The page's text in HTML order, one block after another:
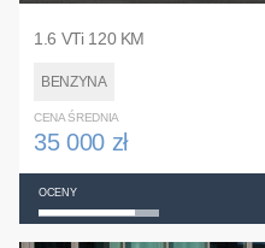
1.6 VTi 120 KM
BENZYNA
CENA ŚREDNIA
35 000 zł
OCENY